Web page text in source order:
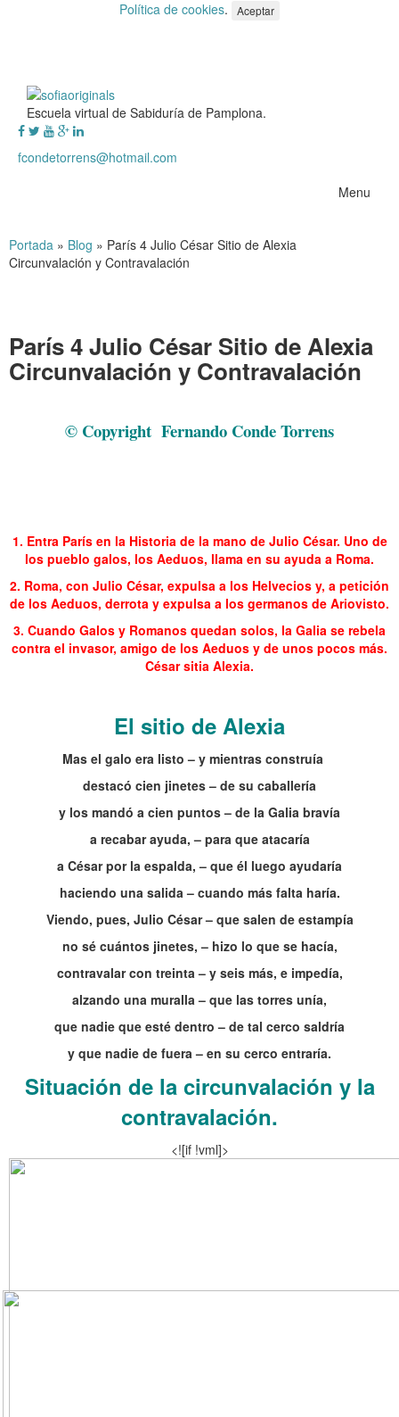
Política de cookies. Aceptar
Escuela virtual de Sabiduría de Pamplona.
fcondetorrens@hotmail.com
Menu
Portada » Blog » París 4 Julio César Sitio de Alexia
Circunvalación y Contravalación
París 4 Julio César Sitio de Alexia
Circunvalación y Contravalación
© Copyright Fernando Conde Torrens
1. Entra París en la Historia de la mano de Julio César. Uno de
los pueblo galos, los Aeduos, llama en su ayuda a Roma.
2. Roma, con Julio César, expulsa a los Helvecios y, a petición
de los Aeduos, derrota y expulsa a los germanos de Ariovisto.
3. Cuando Galos y Romanos quedan solos, la Galia se rebela
contra el invasor, amigo de los Aeduos y de unos pocos más.
César sitia Alexia.
El sitio de Alexia
Mas el galo era listo – y mientras construía
destacó cien jinetes – de su caballería
y los mandó a cien puntos – de la Galia bravía
a recabar ayuda, – para que atacaría
a César por la espalda, – que él luego ayudaría
haciendo una salida – cuando más falta haría.
Viendo, pues, Julio César – que salen de estampía
no sé cuántos jinetes, – hizo lo que se hacía,
contravalar con treinta – y seis más, e impedía,
alzando una muralla – que las torres unía,
que nadie que esté dentro – de tal cerco saldría
y que nadie de fuera – en su cerco entraría.
Situación de la circunvalación y la
contravalación.
<![if !vml]>